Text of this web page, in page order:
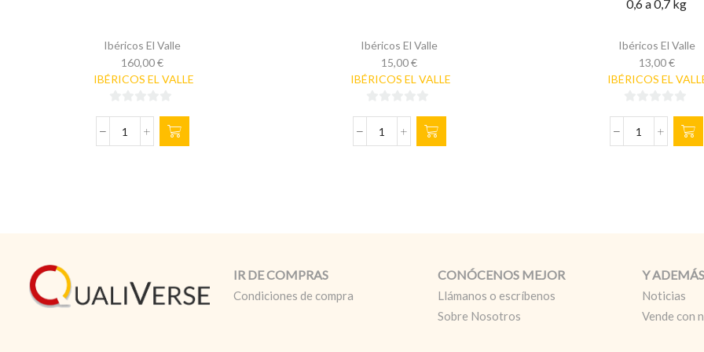
Ibéricos El Valle
160,00€
IBÉRICOS EL VALLE
de
5
JAMÓN
Ibéricos El Valle
15,00€
IBÉRICOS EL VALLE
de
5
MORCÓN
0,6 a 0,7 kg
Ibéricos El Valle
13,00€
IBÉRICOS EL
de
5
SALCHICHÓN
kg
IR DE COMPRAS
Condiciones de compra
CONÓCENOS MEJOR
Llámanos o escríbenos
Sobre Nosotros
Y ADEMÁS
Noticias
Vende con